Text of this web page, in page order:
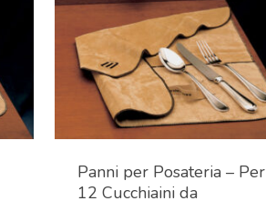
Panni per Posateria – Per
12 Cucchiaini da